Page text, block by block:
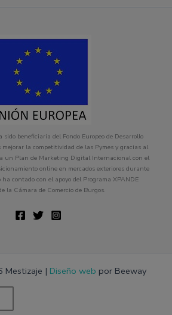
beneficiaria del Fondo Europeo de Desarrollo
mejorar la competitividad de las Pymes y gracias al
un Plan de Marketing Digital Internacional con el
online en mercados exteriores durante
contado con el apoyo del Programa XPANDE
la Cámara de Comercio de Burgos.
| Diseño web por Beeway